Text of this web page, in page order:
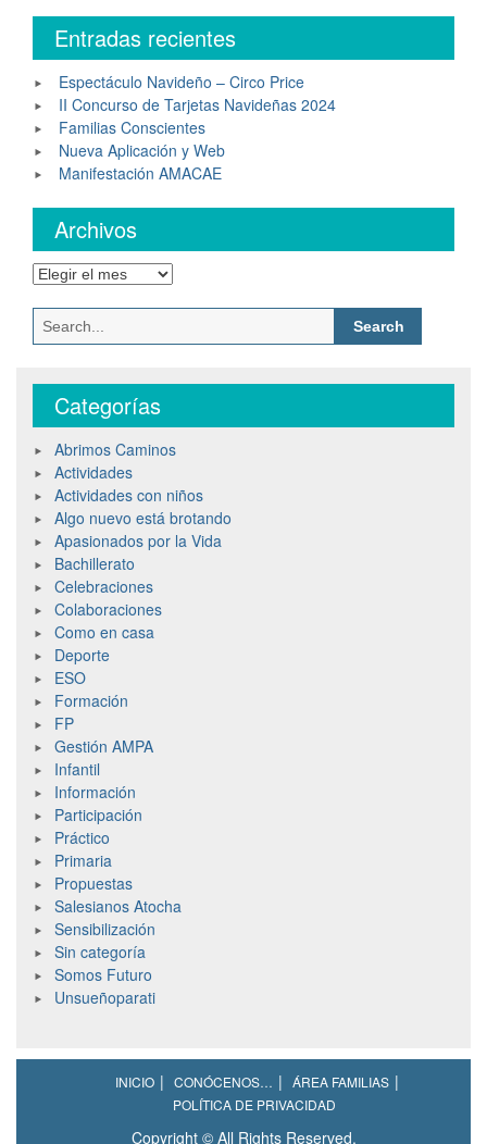
Entradas recientes
Espectáculo Navideño – Circo Price
II Concurso de Tarjetas Navideñas 2024
Familias Conscientes
Nueva Aplicación y Web
Manifestación AMACAE
Archivos
Categorías
Abrimos Caminos
Actividades
Actividades con niños
Algo nuevo está brotando
Apasionados por la Vida
Bachillerato
Celebraciones
Colaboraciones
Como en casa
Deporte
ESO
Formación
FP
Gestión AMPA
Infantil
Información
Participación
Práctico
Primaria
Propuestas
Salesianos Atocha
Sensibilización
Sin categoría
Somos Futuro
Unsueñoparati
INICIO CONÓCENOS…
ÁREA FAMILIAS
POLÍTICA DE PRIVACIDAD
Copyright © All Rights Reserved.